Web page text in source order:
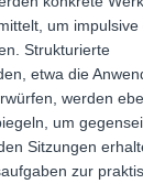
um
Strukturierte
etwa die
werden
um
Sitzungen
zur